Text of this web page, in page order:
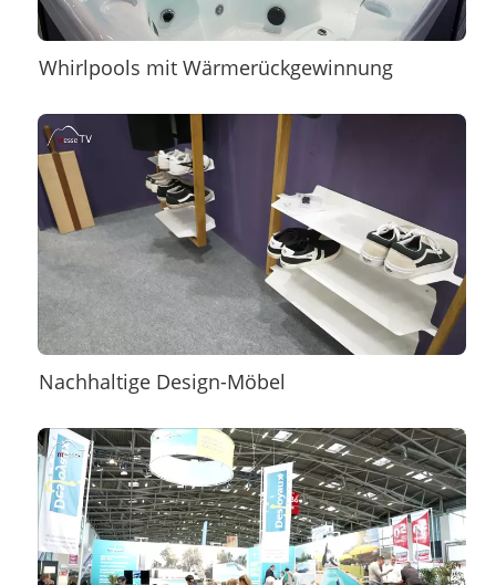
Whirlpools mit Wärmerückgewinnung
Nachhaltige Design-Möbel